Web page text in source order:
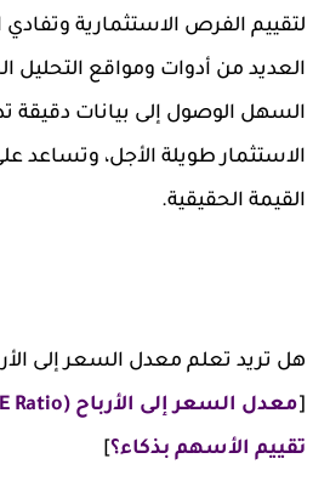
لتقييم الفرص الاستثمارية
العديد من أدوات ومواقع التحليل
السهل الوصول إلى بيانات دقيقة
الاستثمار طويلة الأجل، وتساعد
القيمة الحقيقية.
[
تقييم الأسهم بذكاء؟]